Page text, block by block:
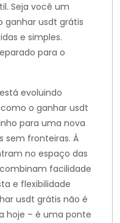
Seja você um
ganhar usdt grátis
e simples.
para o
evoluindo
o ganhar usdt
para uma nova
sem fronteiras. À
no espaço das
facilidade
e flexibilidade
usdt grátis não é
hoje – é uma ponte